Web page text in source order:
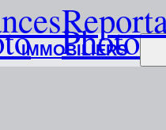
IMMOBILIERS
Photo